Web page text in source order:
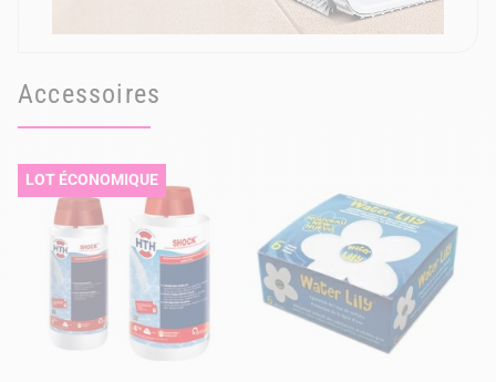
Accessoires
LOT ÉCONOMIQUE